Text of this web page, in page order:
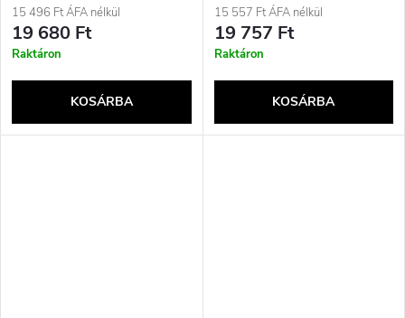
helyezhető, Hívások/Zene,
Bluetooth, Kékeszöld
15 496 Ft ÁFA nélkül
19 680 Ft
Raktáron
KOSÁRBA
15 557 Ft ÁFA nélkül
19 757 Ft
Raktáron
KOSÁRBA